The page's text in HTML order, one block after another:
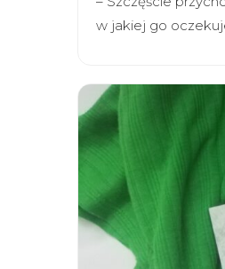
w jakiej go